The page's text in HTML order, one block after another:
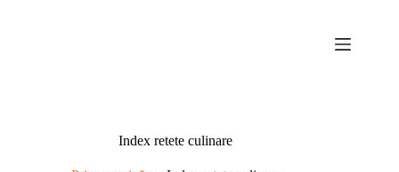
Index retete culinare